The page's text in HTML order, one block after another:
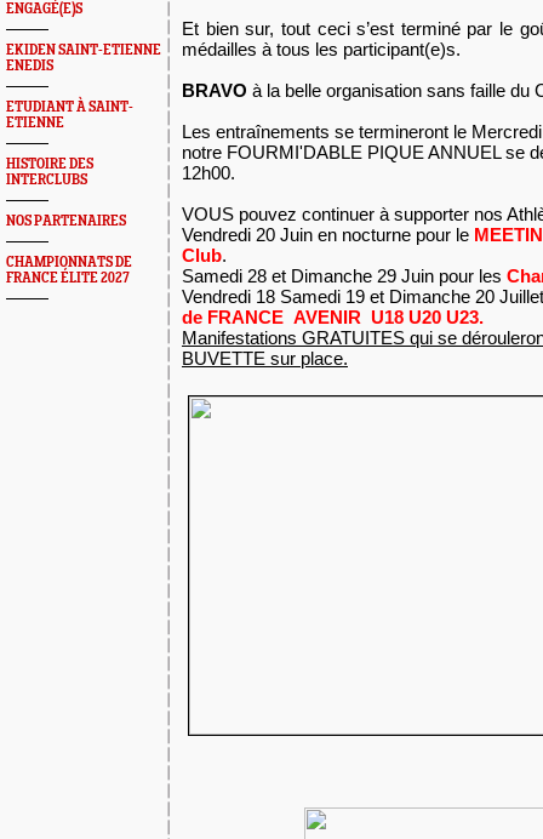
ENGAGÉ(E)S
EKIDEN SAINT-ETIENNE
ENEDIS
ETUDIANT À SAINT-
ETIENNE
HISTOIRE DES
INTERCLUBS
NOS PARTENAIRES
CHAMPIONNATS DE
FRANCE ÉLITE 2027
Et bien sur, tout ceci s’est terminé par le
médailles à tous les participant(e)s.
BRAVO à la belle organisation sans faille du
Les entraînements se termineront le
notre FOURMI'DABLE PIQUE ANNUEL se
12h00.
VOUS pouvez continuer à supporter nos
Vendredi 20 Juin en nocturne pour le
Club.
Samedi 28 et Dimanche 29 Juin pour les
Vendredi 18 Samedi 19 et Dimanche 20
de FRANCE AVENIR U18 U20 U23.
Manifestations GRATUITES qui se
BUVETTE sur place.